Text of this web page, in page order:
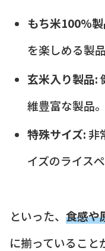
もち米100%
を楽しめる製品
玄米入り製品:
維豊富な製品。
特殊サイズ:非
イズのライスペ
といった、 食感や
に揃っていること